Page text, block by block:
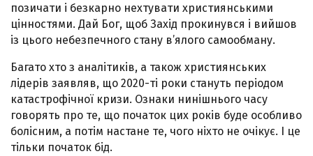
позичати і безкарно нехтувати християнськими
цінностями. Дай Бог, щоб Захід прокинувся і вийшов
із цього небезпечного стану в’ялого самообману.
Багато хто з аналітиків, а також християнських
лідерів заявляв, що 2020-ті роки стануть періодом
катастрофічної кризи. Ознаки нинішнього часу
говорять про те, що початок цих років буде особливо
болісним, а потім настане те, чого ніхто не очікує. І це
тільки початок бід.